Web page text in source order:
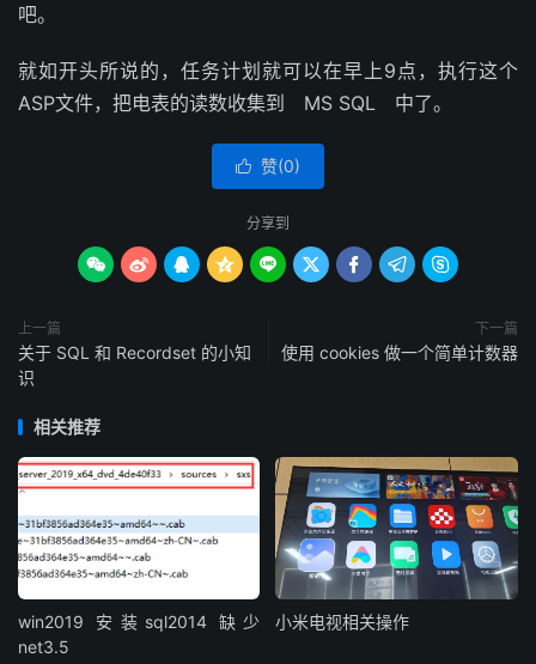
吧。
就如开头所说的，任务计划就可以在早上9点，执行这个
ASP文件，把电表的读数收集到 MS SQL 中了。
 赞(0)
分享到
        
上一篇
关于 SQL 和 Recordset 的小知
识
下一篇
使用 cookies 做一个简单计数器
相关推荐
win2019 安装sql2014 缺少
net3.5
小米电视相关操作